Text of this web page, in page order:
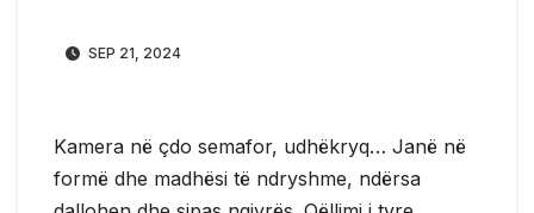
SEP 21, 2024
Kamera në çdo semafor, udhëkryq… Janë në
formë dhe madhësi të ndryshme, ndërsa